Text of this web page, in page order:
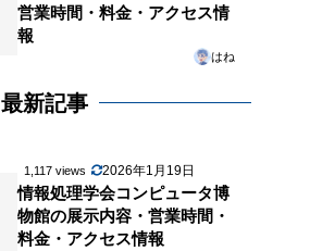
営業時間・料金・アクセス情
報
はね
最新記事
1,117 views 2026年1月19日
情報処理学会コンピュータ博
物館の展示内容・営業時間・
料金・アクセス情報